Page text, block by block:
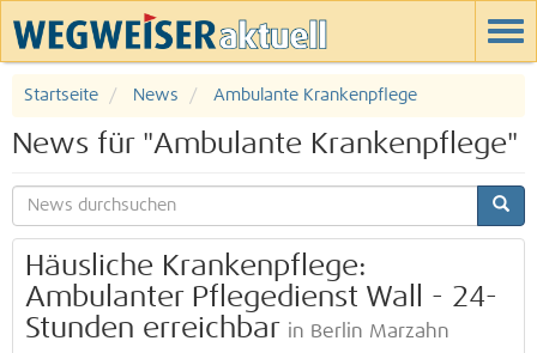
Startseite News Ambulante Krankenpflege
News für "Ambulante Krankenpflege"
Häusliche Krankenpflege:
Ambulanter Pflegedienst Wall - 24-
Stunden erreichbar in Berlin Marzahn